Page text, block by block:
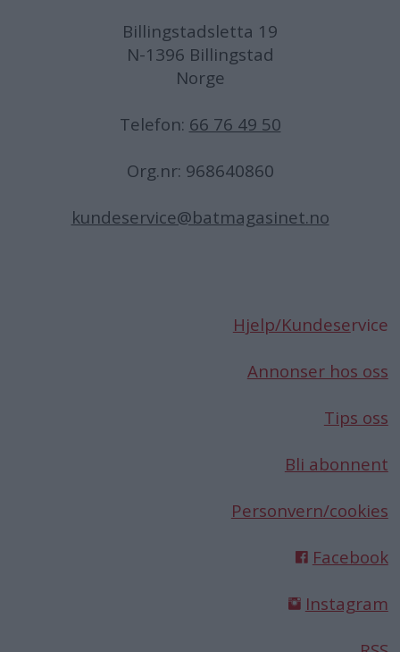
Billingstadsletta 19
N-1396 Billingstad
Norge
Telefon: 66 76 49 50
Org.nr: 968640860
kundeservice@batmagasinet.no
Hjelp/Kundeservice
Annonser hos oss
Tips oss
Bli abonnent
Personvern/cookies
Facebook
Instagram